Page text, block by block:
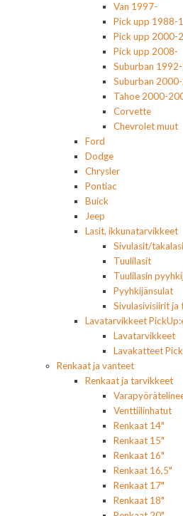
Van 1997-
Pick upp 1988-
Pick upp 2000-
Pick upp 2008-
Suburban
Suburban
Tahoe 2000-
Corvette
Chevrolet muut
Ford
Dodge
Chrysler
Pontiac
Buick
Jeep
Lasit, ikkunatarvikkeet
Sivulasit/
Tuulilasit
Tuulilasin
Pyyhkijänsulat
Sivulasivisiirit ja
Lavatarvikkeet
Lavatarvikkeet
Lavakatteet
Renkaat ja vanteet
Renkaat ja tarvikkeet
Venttiilinhatut
Renkaat 14"
Renkaat 15"
Renkaat 16"
Renkaat 16,5"
Renkaat 17"
Renkaat 18"